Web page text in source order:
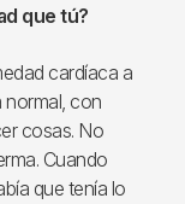
que tú?
cardíaca a
normal, con
cosas. No
Cuando
que tenía lo